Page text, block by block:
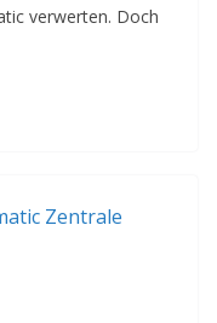
verwerten. Doch